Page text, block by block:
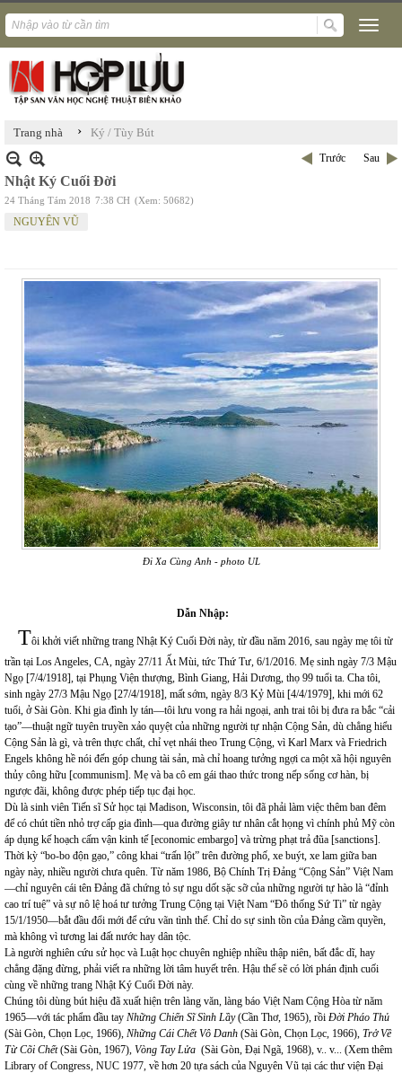
Trang nhà › Ký / Tùy Bút
Trước Sau
Nhật Ký Cuối Đời
24 Tháng Tám 2018 7:38 CH (Xem: 50682)
NGUYÊN VŨ
Đi Xa Cùng Anh - photo UL
Dẫn Nhập:
Tôi khởi viết những trang Nhật Ký Cuối Đời này, từ đầu năm 2016, sau ngày mẹ tôi từ
trần tại Los Angeles, CA, ngày 27/11 Ất Mùi, tức Thứ Tư, 6/1/2016. Mẹ sinh ngày 7/3 Mậu
Ngọ [7/4/1918], tại Phụng Viện thượng, Bình Giang, Hải Dương, thọ 99 tuổi ta. Cha tôi,
sinh ngày 27/3 Mậu Ngọ [27/4/1918], mất sớm, ngày 8/3 Kỷ Mùi [4/4/1979], khi mới 62
tuổi, ở Sài Gòn. Khi gia đình ly tán—tôi lưu vong ra hải ngoại, anh trai tôi bị đưa ra bắc “cải
tạo”—thuật ngữ tuyên truyền xảo quyệt của những người tự nhận Cộng Sản, dù chẳng hiểu
Cộng Sản là gì, và trên thực chẩt, chỉ vẹt nhái theo Trung Cộng, vì Karl Marx và Friedrich
Engels không hề nói đến góp chung tài sản, mà chỉ hoang tưởng ngợi ca một xã hội nguyên
thủy công hữu [communism]. Mẹ và ba cô em gái thao thức trong nếp sống cơ hàn, bị
ngược đãi, không được phép tiếp tục đại học.
Dù là sinh viên Tiến sĩ Sử học tại Madison, Wisconsin, tôi đã phải làm việc thêm ban đêm
để có chút tiền nhỏ trợ cấp gia đình—qua đường giây tư nhân cắt họng vì chính phủ Mỹ còn
áp dụng kế hoạch cấm vận kinh tế [economic embargo] và trừng phạt trả đũa [sanctions].
Thời kỳ “bo-bo độn gạo,” công khai “trấn lột” trên đường phố, xe buýt, xe lam giữa ban
ngày này, nhiều người chưa quên. Từ năm 1986, Bộ Chính Trị Đảng “Cộng Sản” Việt Nam
—chỉ nguyên cái tên Đảng đã chứng tỏ sự ngu dốt sặc sỡ của những người tự hào là “đỉnh
cao trí tuệ” và sự nô lệ hoá tư tưởng Trung Cộng tại Việt Nam “Đô thống Sứ Ti” từ ngày
15/1/1950—bắt đầu đổi mới để cứu vãn tình thế. Chỉ do sự sinh tồn của Đảng cầm quyền,
mà không vì tương lai đất nước hay dân tộc.
Là người nghiên cứu sử học và Luật học chuyên nghiệp nhiều thập niên, bất đắc dĩ, hay
chẳng đặng đừng, phải viết ra những lời tâm huyết trên. Hậu thế sẽ có lời phán định cuối
cùng về những trang Nhật Ký Cuối Đời này.
Chúng tôi dùng bút hiệu đã xuất hiện trên làng văn, làng báo Việt Nam Cộng Hòa từ năm
1965—với tác phẩm đầu tay Những Chiến Sĩ Sình Lầy(Cần Thơ, 1965), rồi Đời Pháo Thủ
(Sài Gòn, Chọn Lọc, 1966), Những Cái Chết Vô Danh (Sài Gòn, Chọn Lọc, 1966), Trở Về
Từ Cõi Chết(Sài Gòn, 1967), Vòng Tay Lửa (Sài Gòn, Đại Ngã, 1968), v.. v... (Xem thêm
Library of Congress, NUC 1977, về hơn 20 tựa sách của Nguyên Vũ tại các thư viện Đại